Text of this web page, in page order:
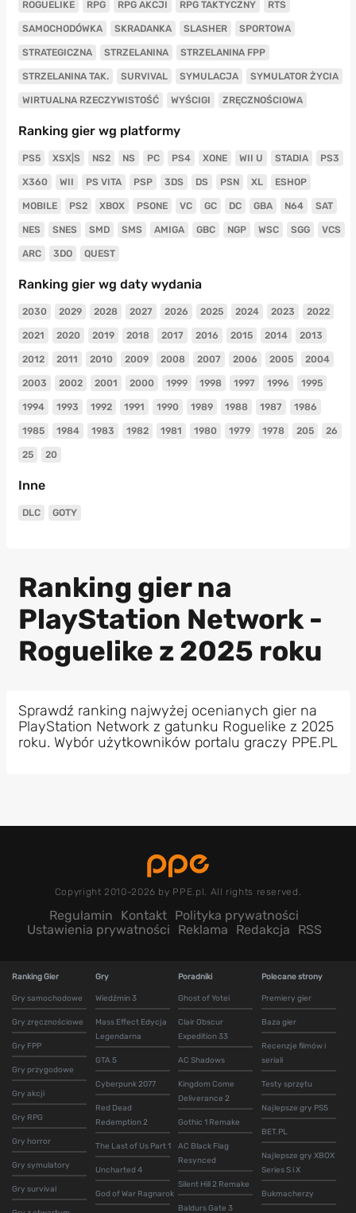
ROGUELIKE RPG RPG AKCJI RPG TAKTYCZNY RTS
SAMOCHODÓWKA SKRADANKA SLASHER SPORTOWA
STRATEGICZNA STRZELANINA STRZELANINA FPP
STRZELANINA TAK. SURVIVAL SYMULACJA SYMULATOR ŻYCIA
WIRTUALNA RZECZYWISTOŚĆ WYŚCIGI ZRĘCZNOŚCIOWA
Ranking gier wg platformy
PS5 XSX|S NS2 NS PC PS4 XONE WII U STADIA PS3
X360 WII PS VITA PSP 3DS DS PSN XL ESHOP
MOBILE PS2 XBOX PSONE VC GC DC GBA N64 SAT
NES SNES SMD SMS AMIGA GBC NGP WSC SGG VCS
ARC 3DO QUEST
Ranking gier wg daty wydania
2030 2029 2028 2027 2026 2025 2024 2023 2022
2021 2020 2019 2018 2017 2016 2015 2014 2013
2012 2011 2010 2009 2008 2007 2006 2005 2004
2003 2002 2001 2000 1999 1998 1997 1996 1995
1994 1993 1992 1991 1990 1989 1988 1987 1986
1985 1984 1983 1982 1981 1980 1979 1978 205 26
25 20
Inne
DLC GOTY
Ranking gier na
PlayStation Network -
Roguelike z 2025 roku
Sprawdź ranking najwyżej ocenianych gier na
PlayStation Network z gatunku Roguelike z 2025
roku. Wybór użytkowników portalu graczy PPE.PL
Copyright 2010-2026 by PPE.pl. All rights reserved.
Regulamin Kontakt Polityka prywatności
Ustawienia prywatności
Reklama Redakcja RSS
Ranking Gier
Gry samochodowe
Gry zręcznościowe
Gry FPP
Gry przygodowe
Gry akcji
Gry RPG
Gry horror
Gry symulatory
Gry survival
Gry
Wiedźmin 3
Mass Effect Edycja
Legendarna
GTA 5
Cyberpunk 2077
Red Dead
Redemption 2
The Last of Us Part 1
Uncharted 4
God of War Ragnarok
Poradniki
Ghost of Yotei
Clair Obscur
Expedition 33
AC Shadows
Kingdom Come
Deliverance 2
Gothic 1 Remake
AC Black Flag
Resynced
Silent Hill 2 Remake
Baldurs Gate 3
Polecane strony
Premiery gier
Baza gier
Recenzje filmów i
seriali
Testy sprzętu
Najlepsze gry PS5
BET.PL
Najlepsze gry XBOX
Series S i X
Bukmacherzy